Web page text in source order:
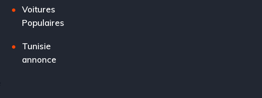
Voitures
Populaires
Tunisie
annonce